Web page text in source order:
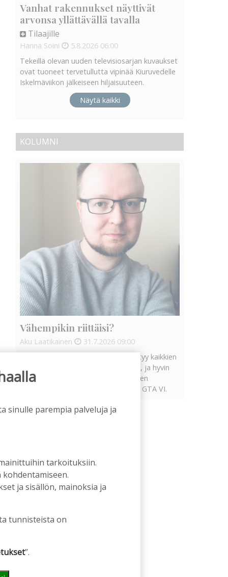
Vanhat rakennukset näyttivät
arvonsa yllättävällä tavalla
Tilaajille
Hanna Soini 5.8.2026 06:00
Tekeillä olevan uuden televisiosarjan kuvaukset
ovat tuoneet tervetullutta vipinää Kiuruvedelle
Iskelmäviikon jälkeiseen hiljaisuuteen.
Näytä kaikki
KOLUMNI
Vähempikin riittäisi?
Aku Laatikainen 31.7.2026 09:00
Tämän vuoden marraskuussa ilmestyy kaikkien
aikojen odotetuin ja ennakkotilatuin, ja hyvin
todennäköisesti myös kaikkien aikojen
myydyimmäksi videopeliksi nouseva GTA VI.
sinulle parempia palveluja ja
tarkoituksiin.
ja sisällön, mainoksia ja
tunnisteista on
”.